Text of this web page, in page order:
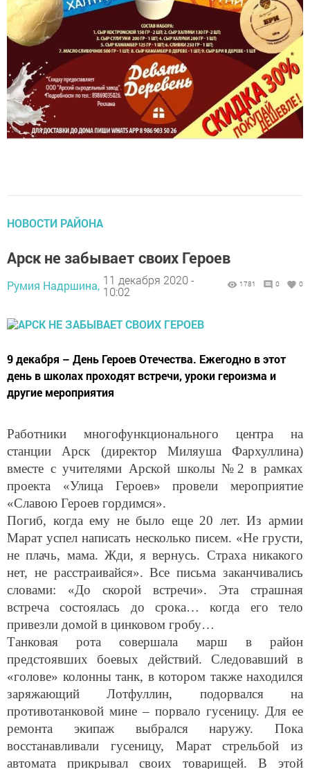
НОВОСТИ РАЙОНА
Арск не забывает своих Героев
Румия Надршина, 11 декабря 2020 -
10:02
1781 0 0
9 декабря – День Героев Отечества. Ежегодно в этот
день в школах проходят встречи, уроки героизма и
другие мероприятия
Работники многофункционального центра на
станции Арск (директор Миляуша Фархуллина)
вместе с учителями Арской школы №2 в рамках
проекта «Улица Героев» провели мероприятие
«Славою Героев гордимся».
Погиб, когда ему не было еще 20 лет. Из армии
Марат успел написать несколько писем. «Не грусти,
не плачь, мама. Жди, я вернусь. Страха никакого
нет, не расстраивайся». Все письма заканчивались
словами: «До скорой встречи». Эта страшная
встреча состоялась до срока… когда его тело
привезли домой в цинковом гробу…
Танковая рота совершала марш в район
предстоявших боевых действий. Следовавший в
«голове» колонны танк, в котором также находился
заряжающий Лотфуллин, подорвался на
противотанковой мине – порвало гусеницу. Для ее
ремонта экипаж выбрался наружу. Пока
восстанавливали гусеницу, Марат стрельбой из
автомата прикрывал своих товарищей. В этой